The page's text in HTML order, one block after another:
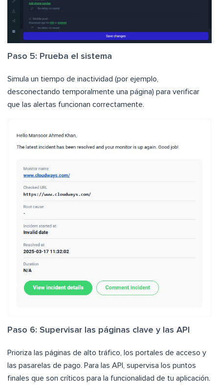
Paso 5: Prueba el sistema
Simula un tiempo de inactividad (por ejemplo,
desconectando temporalmente una página) para verificar
que las alertas funcionan correctamente.
Paso 6: Supervisar las páginas clave y las API
Prioriza las páginas de alto tráfico, los portales de acceso y
las pasarelas de pago. Para las API, supervisa los puntos
finales que son críticos para la funcionalidad de tu aplicación.